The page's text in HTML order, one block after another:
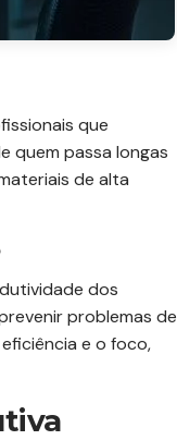
que
quem passa longas
de alta
dos
problemas de
e o foco,